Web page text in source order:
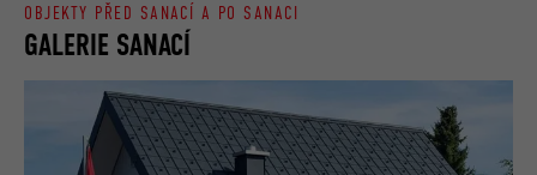
GALERIE SANACÍ
OBJEKTY PŘED SANACÍ A PO SANACI